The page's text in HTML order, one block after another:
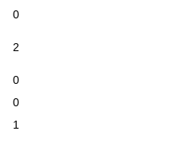
0
2
0
0
1